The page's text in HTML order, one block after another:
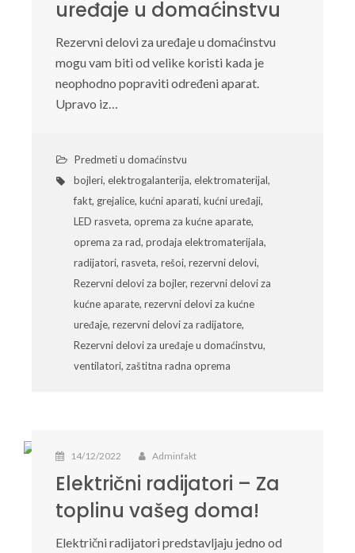
uređaje u domaćinstvu
Rezervni delovi za uređaje u domaćinstvu
mogu vam biti od velike koristi kada je
neophodno popraviti određeni aparat.
Upravo iz…
Predmeti u domaćinstvu
bojleri, elektrogalanterija, elektromaterijal,
fakt, grejalice, kućni aparati, kućni uređaji,
LED rasveta, oprema za kućne aparate,
oprema za rad, prodaja elektromaterijala,
radijatori, rasveta, rešoi, rezervni delovi,
Rezervni delovi za bojler, rezervni delovi za
kućne aparate, rezervni delovi za kućne
uređaje, rezervni delovi za radijatore,
Rezervni delovi za uređaje u domaćinstvu,
ventilatori, zaštitna radna oprema
14/12/2022 Adminfakt
Električni radijatori – Za
toplinu vašeg doma!
Električni radijatori predstavljaju jedno od